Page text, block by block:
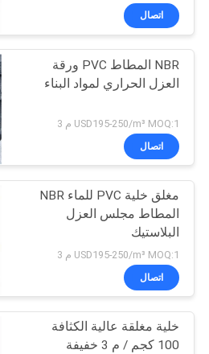
وسادة الحديد
قبضة من
الإسفنجي
22
13
اتصال
NBR المطاط PVC ورقة
العزل الحراري لمواد البناء
USD195-250/m³ MOQ:1 م 3
اتصال
مغلق خلية PVC للماء NBR
المطاط مجلس العزل
البلاستيك
USD195-250/m³ MOQ:1 م 3
اتصال
خلية مغلقة عالية الكثافة
100 كجم / م 3 خفيفة